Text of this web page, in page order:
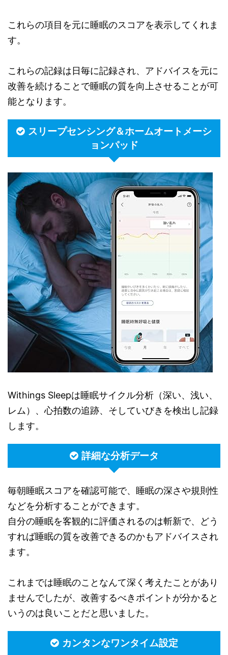
これらの項目を元に睡眠のスコアを表示してくれま
す。
これらの記録は日毎に記録され、アドバイスを元に
改善を続けることで睡眠の質を向上させることが可
能となります。
スリープセンシング＆ホームオートメーシ
ョンパッド
Withings Sleepは睡眠サイクル分析（深い、浅い、
レム）、心拍数の追跡、そしていびきを検出し記録
します。
詳細な分析データ
毎朝睡眠スコアを確認可能で、睡眠の深さや規則性
などを分析することができます。
自分の睡眠を客観的に評価されるのは斬新で、どう
すれば睡眠の質を改善できるのかもアドバイスされ
ます。
これまでは睡眠のことなんて深く考えたことがあり
ませんでしたが、改善するべきポイントが分かると
いうのは良いことだと思いました。
カンタンなワンタイム設定